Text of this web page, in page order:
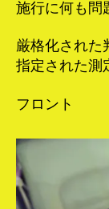
施行に何も問
厳格化された
指定された測
フロント